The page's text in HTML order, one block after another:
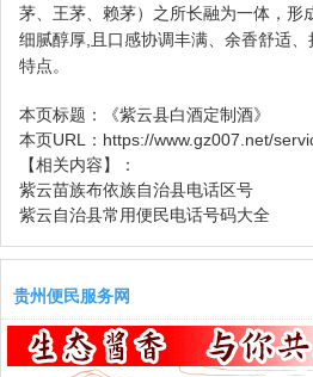
茅、王茅、赖茅）之所长融为一体，
细腻醇厚,且口感协调丰满、余香舒适
特点。
本页标题：
《紫云县白酒定制酒》
本页URL： https://www.gz007.net/
【相关内容】：
紫云苗族布依族自治县电话区号
紫云自治县常用便民电话号码大全
贵州便民服务网